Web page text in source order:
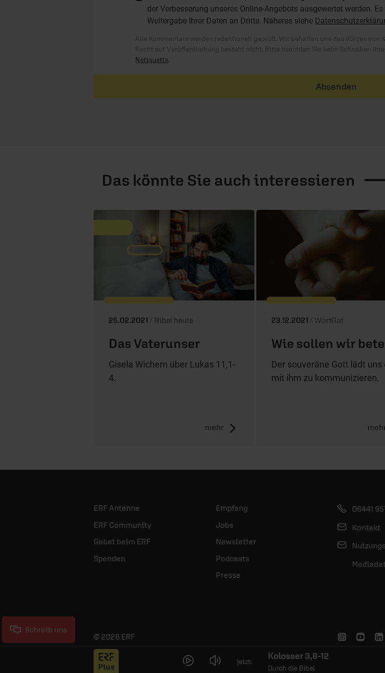
der Verbesserung unseres Online-Angebots ausgewertet werden.
Weitergabe Ihrer Daten an Dritte. Näheres siehe
Alle Kommentare werden redaktionell geprüft. Wir behalten uns das Kürzen von
Recht auf Veröffentlichung besteht nicht. Bitte beachten Sie beim Schreiben
Netiquette.
Absenden
Das könnte Sie auch interessieren
25.02.2021 / Bibel heute
Das Vaterunser
Gisela Wichern über Lukas 11,1-
4.
mehr
23.12.2021 / WortGut
Wie sollen wir
Der souveräne Gott lädt uns
mit ihm zu kommunizieren.
ERF Antenne
ERF Community
Gebet beim ERF
Spenden
Empfang
Jobs
Newsletter
Podcasts
Presse
06441
Kontakt
© 2026 ERF
Jess
Plus
jetzt: Kolosser 3,8-12
Durch die Bibel
Schreib uns